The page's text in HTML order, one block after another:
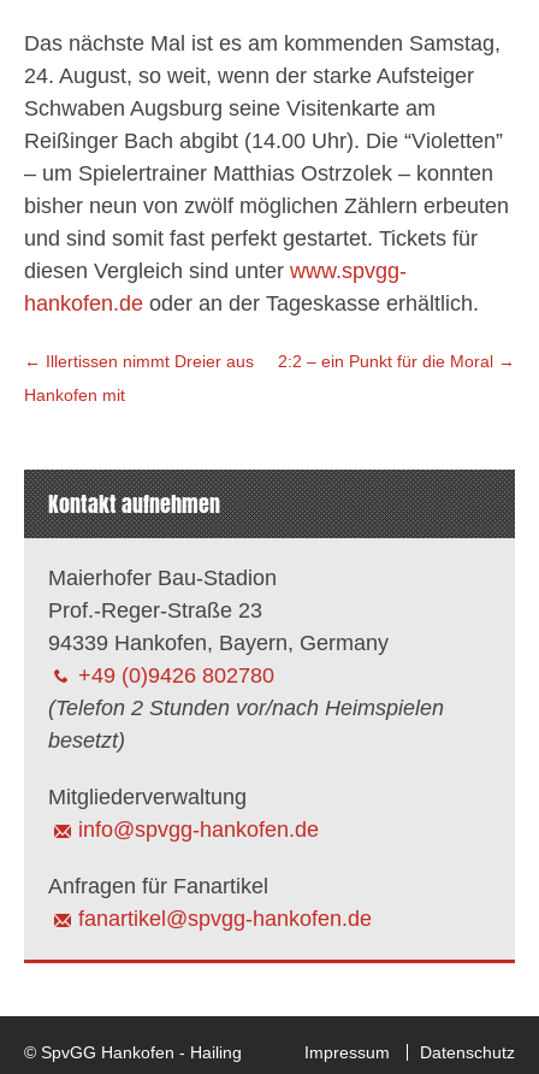
Das nächste Mal ist es am kommenden Samstag,
24. August, so weit, wenn der starke Aufsteiger
Schwaben Augsburg seine Visitenkarte am
Reißinger Bach abgibt (14.00 Uhr). Die “Violetten”
– um Spielertrainer Matthias Ostrzolek – konnten
bisher neun von zwölf möglichen Zählern erbeuten
und sind somit fast perfekt gestartet. Tickets für
diesen Vergleich sind unter www.spvgg-
hankofen.de oder an der Tageskasse erhältlich.
Beitragsnavigation
← Illertissen nimmt Dreier aus
Hankofen mit
2:2 – ein Punkt für die Moral →
Kontakt aufnehmen
Maierhofer Bau-Stadion
Prof.-Reger-Straße 23
94339 Hankofen, Bayern, Germany
+49 (0)9426 802780
(Telefon 2 Stunden vor/nach Heimspielen
besetzt)
Mitgliederverwaltung
info@spvgg-hankofen.de
Anfragen für Fanartikel
fanartikel@spvgg-hankofen.de
© SpvGG Hankofen - Hailing Impressum Datenschutz